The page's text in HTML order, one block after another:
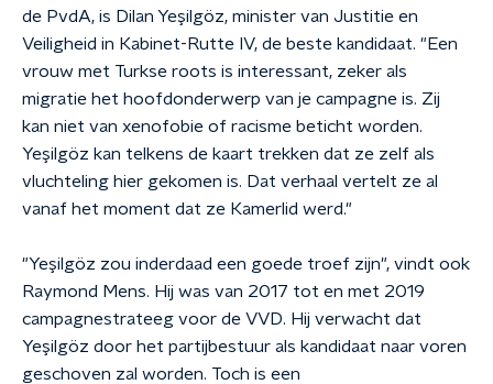
de PvdA, is Dilan Yeşilgöz, minister van Justitie en
Veiligheid in Kabinet-Rutte IV, de beste kandidaat. "Een
vrouw met Turkse roots is interessant, zeker als
migratie het hoofdonderwerp van je campagne is. Zij
kan niet van xenofobie of racisme beticht worden.
Yeşilgöz kan telkens de kaart trekken dat ze zelf als
vluchteling hier gekomen is. Dat verhaal vertelt ze al
vanaf het moment dat ze Kamerlid werd."
"Yeşilgöz zou inderdaad een goede troef zijn", vindt ook
Raymond Mens. Hij was van 2017 tot en met 2019
campagnestrateeg voor de VVD. Hij verwacht dat
Yeşilgöz door het partijbestuur als kandidaat naar voren
geschoven zal worden. Toch is een